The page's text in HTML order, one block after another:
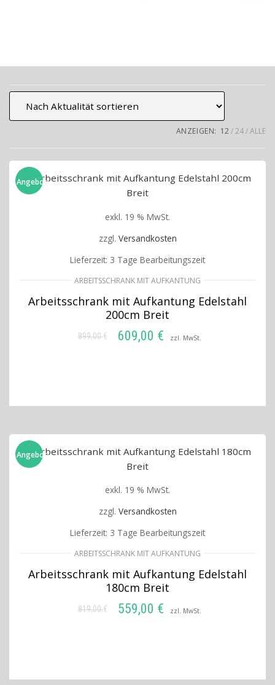
ANZEIGEN: 12 24 ALLE
Angebot!
exkl. 19 % MwSt.
zzgl. Versandkosten
Lieferzeit: 3 Tage Bearbeitungszeit
ARBEITSSCHRANK MIT AUFKANTUNG
Arbeitsschrank mit Aufkantung Edelstahl
200cm Breit
899,00€
Ursprünglicher
609,00 €
Aktueller
zzl. MwSt.
Angebot!
exkl. 19 % MwSt.
zzgl. Versandkosten
Lieferzeit: 3 Tage Bearbeitungszeit
ARBEITSSCHRANK MIT AUFKANTUNG
Arbeitsschrank mit Aufkantung Edelstahl
180cm Breit
819,00€
Ursprünglicher
559,00 €
Aktueller
zzl. MwSt.